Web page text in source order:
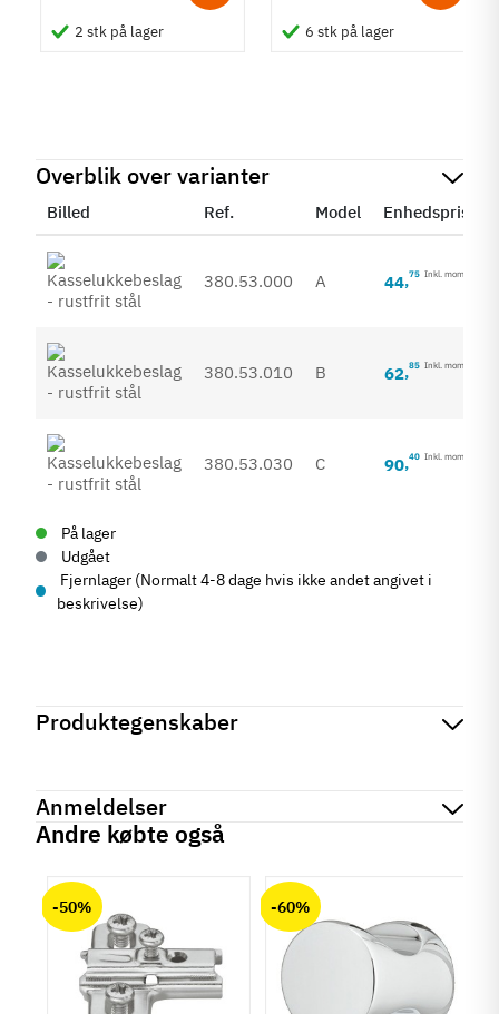
2 stk på lager 6 stk på lager
Overblik over varianter
Billed Ref. Model Enhedspris
380.53.000 A 44,75 Inkl. moms
380.53.010 B 62,85 Inkl. moms
380.53.030 C 90,40 Inkl. moms
På lager
Udgået
Fjernlager (Normalt 4-8 dage hvis ikke andet angivet i
beskrivelse)
Produktegenskaber
På lager3 Varer
TilstandNy
Anmeldelser
Andre købte også
-50% -60%